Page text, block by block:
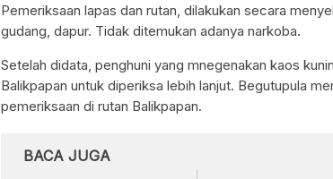
Pemeriksaan lapas dan rutan, dilakukan secara
gudang, dapur. Tidak ditemukan adanya narkoba.
Setelah didata, penghuni yang mnegenakan kaos
Balikpapan untuk diperiksa lebih lanjut. Begutupula
pemeriksaan di rutan Balikpapan.
BACA JUGA